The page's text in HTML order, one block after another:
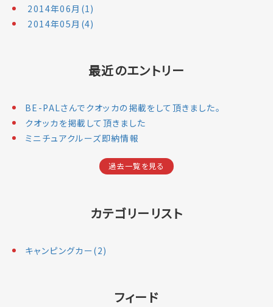
2014年06月(1)
2014年05月(4)
最近のエントリー
BE-PALさんでクオッカの掲載をして頂きました。
クオッカを掲載して頂きました
ミニチュアクルーズ即納情報
過去一覧を見る
カテゴリーリスト
キャンピングカー(2)
フィード